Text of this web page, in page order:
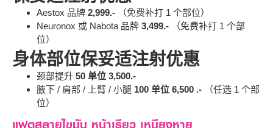
Aestox 品牌 2,999.-
（免费补打 1 个部位）
Neuronox 或 Nabota 品牌 3,499.-
（免费补打 1 个部
位）
身体部位保妥适注射优惠
颈部提升 50 单位 3,500.-
腋下 / 肩部 / 上臂 / 小腿 100 单位 6,500 .- （任选 1 个部
位）